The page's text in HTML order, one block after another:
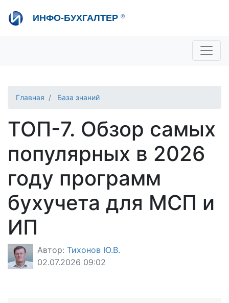
ИНФО-БУХГАЛТЕР ®
Отдел продаж
Консультации
Главная База знаний
ТОП-7. Обзор самых
популярных в 2026
году программ
бухучета для МСП и
ИП
Автор: Тихонов Ю.В.
02.07.2026 09:02